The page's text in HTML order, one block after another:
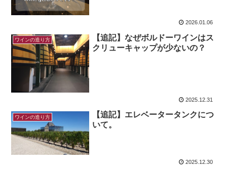
2026.01.06
ワインの造り方
【追記】なぜボルドーワインはス
クリューキャップが少ないの？
2025.12.31
ワインの造り方
【追記】エレベータータンクにつ
いて。
2025.12.30